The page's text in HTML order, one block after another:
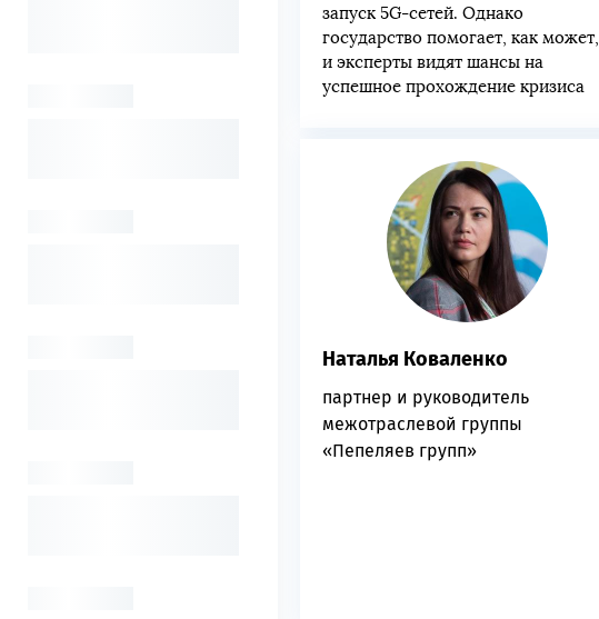
запуск 5G-сетей. Однако
государство помогает, как может,
и эксперты видят шансы на
успешное прохождение кризиса
Наталья Коваленко
партнер и руководитель
межотраслевой группы
«Пепеляев групп»